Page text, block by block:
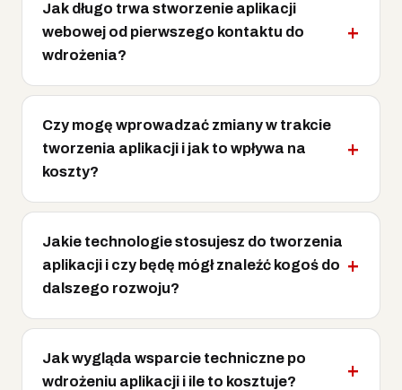
Jak długo trwa stworzenie aplikacji
webowej od pierwszego kontaktu do
wdrożenia?
Czy mogę wprowadzać zmiany w trakcie
tworzenia aplikacji i jak to wpływa na
koszty?
Jakie technologie stosujesz do tworzenia
aplikacji i czy będę mógł znaleźć kogoś do
dalszego rozwoju?
Jak wygląda wsparcie techniczne po
wdrożeniu aplikacji i ile to kosztuje?